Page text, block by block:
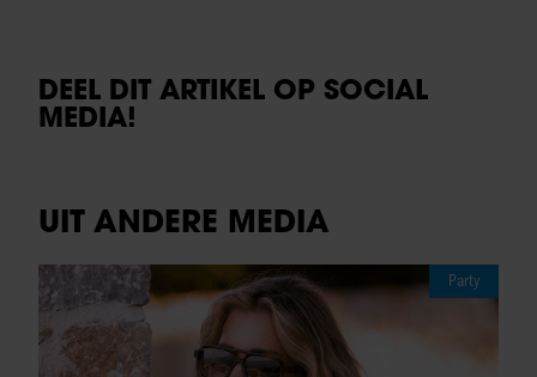
DEEL DIT ARTIKEL OP SOCIAL
MEDIA!
UIT ANDERE MEDIA
Party